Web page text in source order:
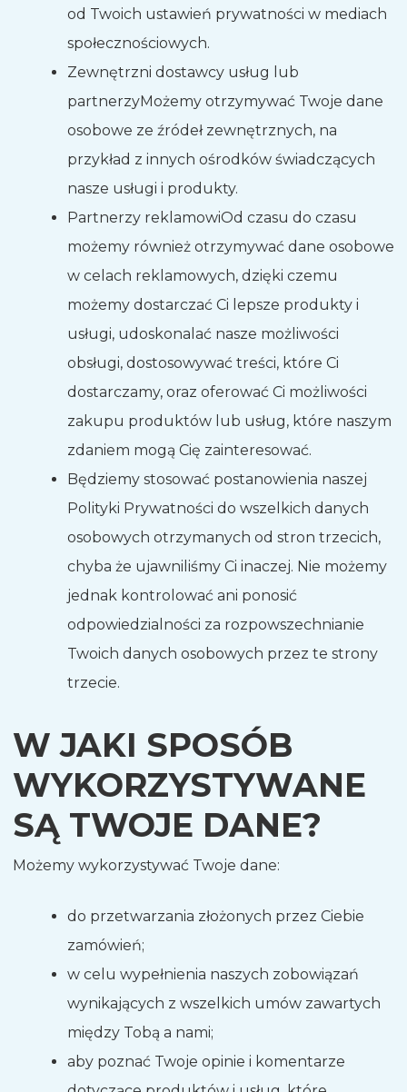
od Twoich ustawień prywatności w mediach
społecznościowych.
Zewnętrzni dostawcy usług lub
partnerzyMożemy otrzymywać Twoje dane
osobowe ze źródeł zewnętrznych, na
przykład z innych ośrodków świadczących
nasze usługi i produkty.
Partnerzy reklamowiOd czasu do czasu
możemy również otrzymywać dane osobowe
w celach reklamowych, dzięki czemu
możemy dostarczać Ci lepsze produkty i
usługi, udoskonalać nasze możliwości
obsługi, dostosowywać treści, które Ci
dostarczamy, oraz oferować Ci możliwości
zakupu produktów lub usług, które naszym
zdaniem mogą Cię zainteresować.
Będziemy stosować postanowienia naszej
Polityki Prywatności do wszelkich danych
osobowych otrzymanych od stron trzecich,
chyba że ujawniliśmy Ci inaczej. Nie możemy
jednak kontrolować ani ponosić
odpowiedzialności za rozpowszechnianie
Twoich danych osobowych przez te strony
trzecie.
W JAKI SPOSÓB
WYKORZYSTYWANE
SĄ TWOJE DANE?
Możemy wykorzystywać Twoje dane:
do przetwarzania złożonych przez Ciebie
zamówień;
w celu wypełnienia naszych zobowiązań
wynikających z wszelkich umów zawartych
między Tobą a nami;
aby poznać Twoje opinie i komentarze